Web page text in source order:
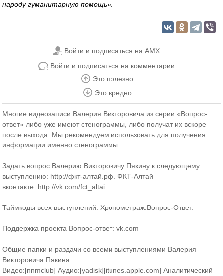
народу гуманитарную помощь»
Войти и подписаться на AMX
Войти и подписаться на комментарии
Это полезно
Это вредно
Многие видеозаписи Валерия Викторовича из серии «Вопрос-
ответ» либо уже имеют стенограммы, либо получат их вскоре
после выхода. Мы рекомендуем использовать для получения
информации именно стенограммы.
Задать вопрос Валерию Викторовичу Пякину к следующему
выступлению: http://фкт-алтай.рф . ФКТ-Алтай
вконтакте: http://vk.com/fct_altai
Таймкоды всех выступлений: Хронометраж:Вопрос-Ответ.
Поддержка проекта Вопрос-ответ: vk.com
Общие папки и раздачи со всеми выступлениями Валерия
Викторовича Пякина:
Видео:[nnmclub] Аудио:[yadisk][itunes.apple.com] Аналитический